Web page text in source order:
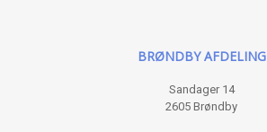
BRØNDBY AFDELING
Sandager 14
2605 Brøndby